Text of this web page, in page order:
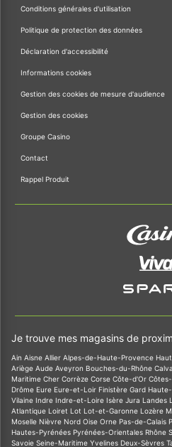
Conditions générales d'utilisation
Politique de protection des données
Déclaration d'accessibilité
Informations cookies
Gestion des cookies de mesure d'audience
Gestion des cookies
Groupe Casino
Contact
Rappel Produit
Je trouve mes magasins de
Ain Aisne Allier Alpes-de-Haute-Provence
Ariège Aude Aveyron Bouches-du-Rhône
Maritime Cher Corrèze Corse Côte-d'Or
Drôme Eure Eure-et-Loir Finistère Gard
Vilaine Indre Indre-et-Loire Isère Jura Landes
Atlantique Loiret Lot Lot-et-Garonne Lozère
Moselle Nièvre Nord Oise Orne Pas-de-Calais
Hautes-Pyrénées Pyrénées-Orientales Rhône
Savoie Seine-Maritime Yvelines Deux-Sèvres